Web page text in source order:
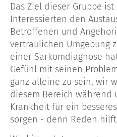
Das Ziel dieser Gruppe ist
Interessierten den
Betroffenen und
vertraulichen Umgebung
einer Sarkomdiagnose
Gefühl mit seinen
ganz alleine zu sein, wir
diesem Bereich während
Krankheit für ein
sorgen - denn Reden